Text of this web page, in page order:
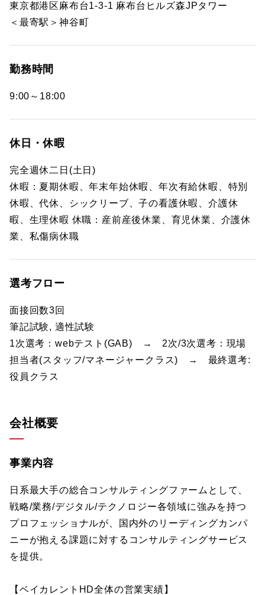
東京都港区麻布台1-3-1 麻布台ヒルズ森JPタワー
＜最寄駅＞神谷町
勤務時間
9:00～18:00
休日・休暇
完全週休二日(土日)
休暇：夏期休暇、年末年始休暇、年次有給休暇、特別
休暇、代休、シックリーブ、子の看護休暇、介護休
暇、生理休暇 休職：産前産後休業、育児休業、介護休
業、私傷病休職
選考フロー
面接回数3回
筆記試験, 適性試験
1次選考：webテスト(GAB) → 2次/3次選考：現場
担当者(スタッフ/マネージャークラス) → 最終選考:
役員クラス
会社概要
事業内容
日系最大手の総合コンサルティングファームとして、
戦略/業務/デジタル/テクノロジー各領域に強みを持つ
プロフェッショナルが、国内外のリーディングカンパ
ニーが抱える課題に対するコンサルティングサービス
を提供。
【ベイカレントHD全体の営業実績】